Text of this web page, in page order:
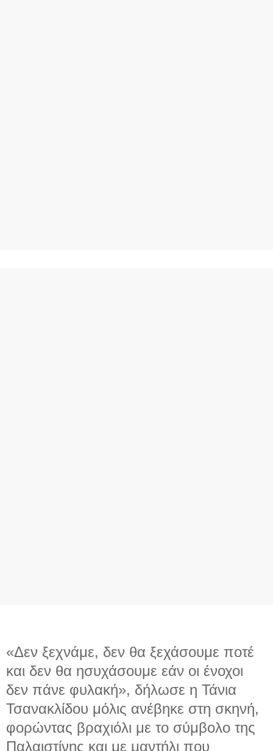
«Δεν ξεχνάμε, δεν θα ξεχάσουμε ποτέ
και δεν θα ησυχάσουμε εάν οι ένοχοι
δεν πάνε φυλακή», δήλωσε η Τάνια
Τσανακλίδου μόλις ανέβηκε στη σκηνή,
φορώντας βραχιόλι με το σύμβολο της
Παλαιστίνης και με μαντήλι που